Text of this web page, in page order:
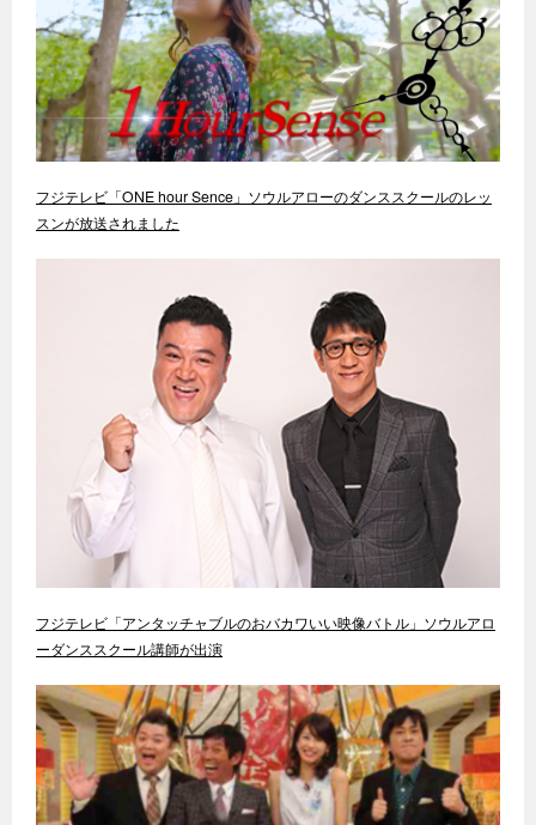
フジテレビ「ONE hour Sence」ソウルアローのダンススクールのレッ
スンが放送されました
フジテレビ「アンタッチャブルのおバカワいい映像バトル」ソウルアロ
ーダンススクール講師が出演